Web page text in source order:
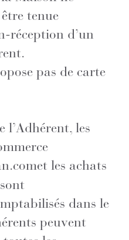
tenue
réception d’un
pas de carte
l’Adhérent, les
et les achats
dans le
peuvent